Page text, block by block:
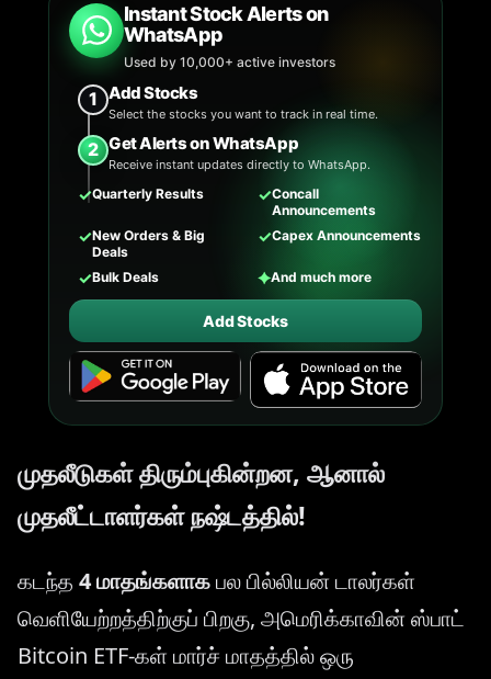
Instant Stock Alerts on
WhatsApp
Used by 10,000+ active investors
1 Add Stocks
Select the stocks you want to track in real time.
2 Get Alerts on WhatsApp
Receive instant updates directly to WhatsApp.
✓Quarterly Results ✓Concall
Announcements
✓New Orders & Big
Deals
✓Capex Announcements
✓Bulk Deals ✦And much more
Add Stocks
முதலீடுகள் திரும்புகின்றன, ஆனால்
முதலீட்டாளர்கள் நஷ்டத்தில்!
கடந்த 4 மாதங்களாகபல பில்லியன் டாலர்கள்
வெளியேற்றத்திற்குப் பிறகு, அமெரிக்காவின் ஸ்பாட்
Bitcoin ETF-கள் மார்ச் மாதத்தில் ஒரு